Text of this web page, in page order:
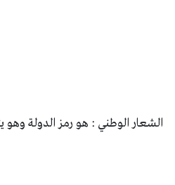
الشعار الوطني : هو رمز الدولة وهو